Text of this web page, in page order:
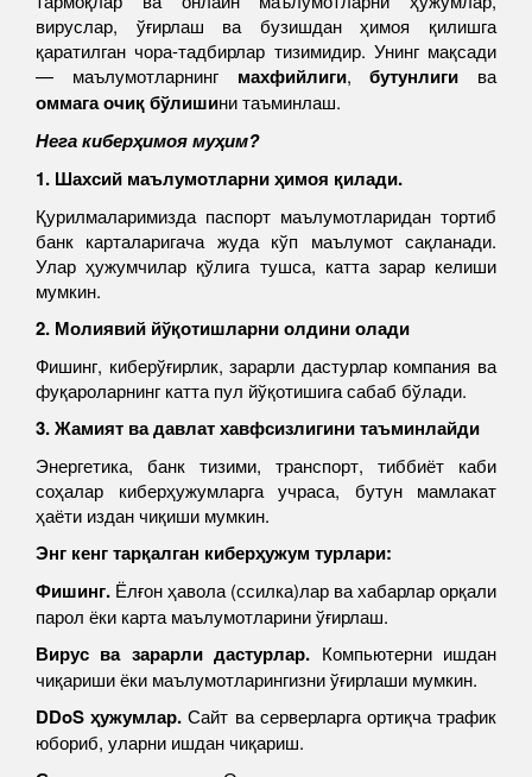
вируслар, ўғирлаш ва бузишдан ҳимоя қилишга
қаратилган чора-тадбирлар тизимидир. Унинг мақсади
— маълумотларнинг махфийлиги,бутунлиги ва
оммага очиқ бўлишини таъминлаш.
Нега киберҳимоя муҳим?
1. Шахсий маълумотларни ҳимоя қилади.
Қурилмаларимизда паспорт маълумотларидан тортиб
банк карталаригача жуда кўп маълумот сақланади.
Улар ҳужумчилар қўлига тушса, катта зарар келиши
мумкин.
2. Молиявий йўқотишларни олдини олади
Фишинг, киберўғирлик, зарарли дастурлар компания ва
фуқароларнинг катта пул йўқотишига сабаб бўлади.
3. Жамият ва давлат хавфсизлигини таъминлайди
Энергетика, банк тизими, транспорт, тиббиёт каби
соҳалар киберҳужумларга учраса, бутун мамлакат
ҳаёти издан чиқиши мумкин.
Энг кенг тарқалган киберҳужум турлари:
Фишинг. Ёлғон ҳавола (ссилка)лар ва хабарлар орқали
парол ёки карта маълумотларини ўғирлаш.
Вирус ва зарарли дастурлар. Компьютерни ишдан
чиқариши ёки маълумотларингизни ўғирлаши мумкин.
DDoS ҳужумлар.Сайт ва серверларга ортиқча трафик
юбориб, уларни ишдан чиқариш.